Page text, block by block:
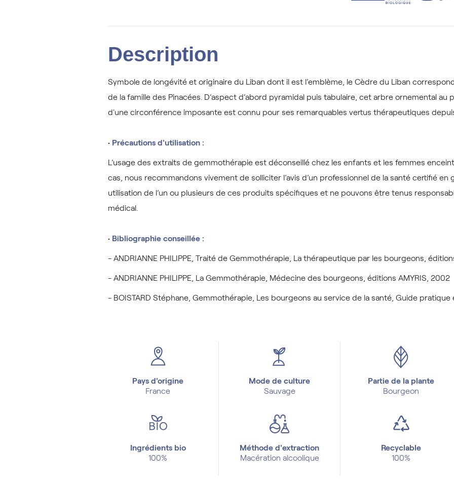
Description
Symbole de longévité et originaire du Liban dont il est l’emblème, le Cèdre du Liban
de la famille des Pinacées. D’aspect d’abord pyramidal puis tabulaire, cet arbre ornemental au
d'une circonférence imposante est connu pour ses remarquables vertus thérapeutiques depuis
•Précautions d'utilisation :
L’usage des extraits de gemmothérapie est déconseillé chez les enfants et les femmes
cas, nous recommandons vivement de solliciter l’avis d’un professionnel de la santé certifié
utilisation de l’un ou plusieurs de ces produits spécifiques et ne pouvons être tenus
médical.
• Bibliographie conseillée :
- ANDRIANNE PHILIPPE, Traité de Gemmothérapie, La thérapeutique par les bourgeons, éditions
- ANDRIANNE PHILIPPE, La Gemmothérapie, Médecine des bourgeons, éditions AMYRIS, 2002
- BOISTARD Stéphane, Gemmothérapie, Les bourgeons au service de la santé, Guide pratique
Pays d'origine
France
Mode de culture
Sauvage
Partie de la plante
Bourgeon
Ingrédients bio
100%
Méthode d'extraction
Macération alcoolique
Recyclable
100%